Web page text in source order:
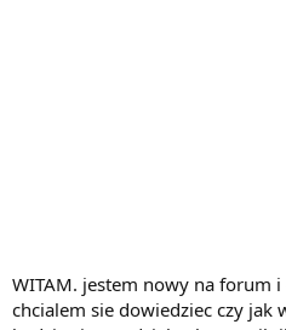
WITAM. jestem nowy na forum
chcialem sie dowiedziec czy